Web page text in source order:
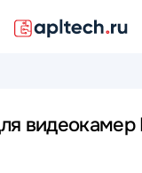
видеокамер